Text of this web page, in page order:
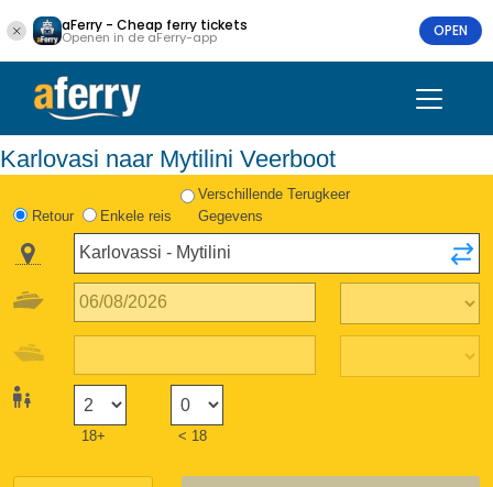
aFerry - Cheap ferry tickets
Openen in de aFerry-app OPEN
Karlovasi naar Mytilini Veerboot
Retour Enkele reis
Verschillende Terugkeer
Gegevens
18+ < 18